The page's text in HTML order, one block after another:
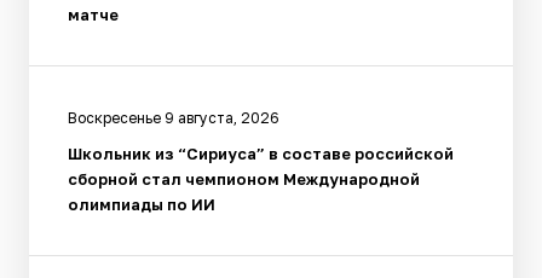
матче
Воскресенье 9 августа, 2026
Школьник из “Сириуса” в составе российской
сборной стал чемпионом Международной
олимпиады по ИИ